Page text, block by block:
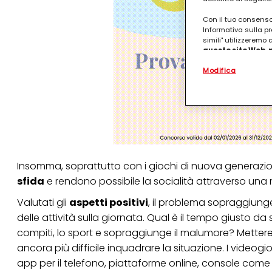
Insomma, soprattutto con i giochi di nuova
sfida e rendono possibile la socialità attraverso una
Valutati gli aspetti positivi, il problema
delle attività sulla giornata. Qual è il tempo giusto da
compiti, lo sport e sopraggiunge il malumore?
ancora più difficile inquadrare la situazione. I
app per il telefono, piattaforme online, console
Con il tuo
Informativa sulla
simili" utilizzeremo
questo sito
.
(rispettivamente
terzi, conservare
identificati) su
misurare e
Puoi trovare
qualsiasi
collegata nel piè
periodo di
Se fai clic su
per uno o più degli
tuoi dati personali
necessari per
Modifica